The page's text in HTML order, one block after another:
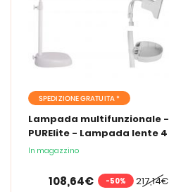
SPEDIZIONE GRATUITA *
Lampada multifunzionale -
PURElite - Lampada lente 4
in 1
In magazzino
217,14€
108,64€ -50%